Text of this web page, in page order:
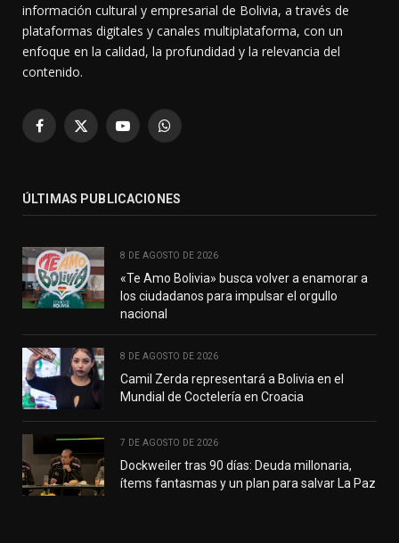
información cultural y empresarial de Bolivia, a través de
plataformas digitales y canales multiplataforma, con un
enfoque en la calidad, la profundidad y la relevancia del
contenido.
Facebook
X
YouTubeWhatsApp
ÚLTIMAS PUBLICACIONES
8 DE AGOSTO DE 2026
«Te Amo Bolivia» busca volver a enamorar a
los ciudadanos para impulsar el orgullo
nacional
8 DE AGOSTO DE 2026
Camil Zerda representará a Bolivia en el
Mundial de Coctelería en Croacia
7 DE AGOSTO DE 2026
Dockweiler tras 90 días: Deuda millonaria,
ítems fantasmas y un plan para salvar La Paz